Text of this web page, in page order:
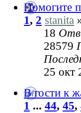
Помогите
1, 2 stanita
18
28579
25 окт
В гости к
1 ... 44, 45,